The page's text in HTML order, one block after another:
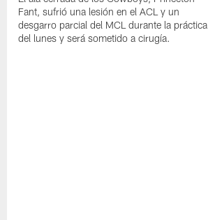
Fant, sufrió una lesión en el ACL y un
desgarro parcial del MCL durante la práctica
del lunes y será sometido a cirugía.